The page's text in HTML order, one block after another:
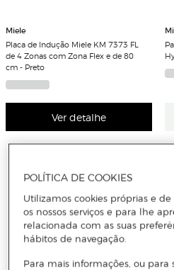
Miele
Placa de Indução Miele KM 7373 FL
de 4 Zonas com Zona Flex e de 80
cm - Preto
Ver detalhe
POLÍTICA DE COOKIES
Utilizamos cookies próprias e
os nossos serviços e para lhe
relacionada com as suas
hábitos de navegação.
Para mais informações, ou